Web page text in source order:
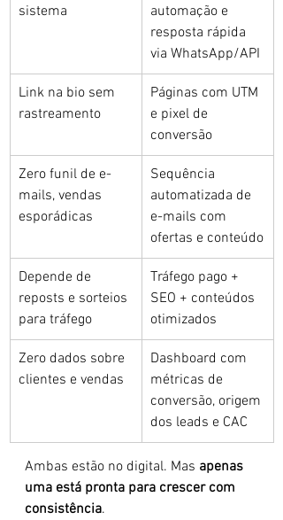
sistema
automação e
resposta rápida
via WhatsApp/API
Link na bio sem
rastreamento
Páginas com UTM
e pixel de
conversão
Zero funil de e-
mails, vendas
esporádicas
Sequência
automatizada de
e-mails com
ofertas e conteúdo
Depende de
reposts e sorteios
para tráfego
Tráfego pago +
SEO + conteúdos
otimizados
Zero dados sobre
clientes e vendas
Dashboard com
métricas de
conversão, origem
dos leads e CAC
Ambas estão no digital. Mas apenas
uma está pronta para crescer com
consistência.